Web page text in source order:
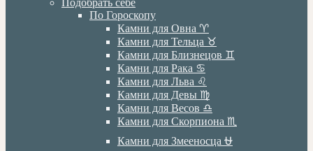
Подобрать себе
По Гороскопу
Камни для Овна ♈️
Камни для Тельца ♉️
Камни для Близнецов ♊️
Камни для Рака ♋️
Камни для Льва ♌️
Камни для Девы ♍️
Камни для Весов ♎️
Камни для Скорпиона ♏️
Камни для Змееносца ⛎